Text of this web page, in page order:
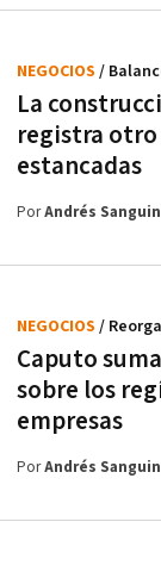
La
registra
estancadas
NEGOCIOS /
PorAndrés
Caputo
sobre los
empresas
NEGOCIOS /
PorAndrés